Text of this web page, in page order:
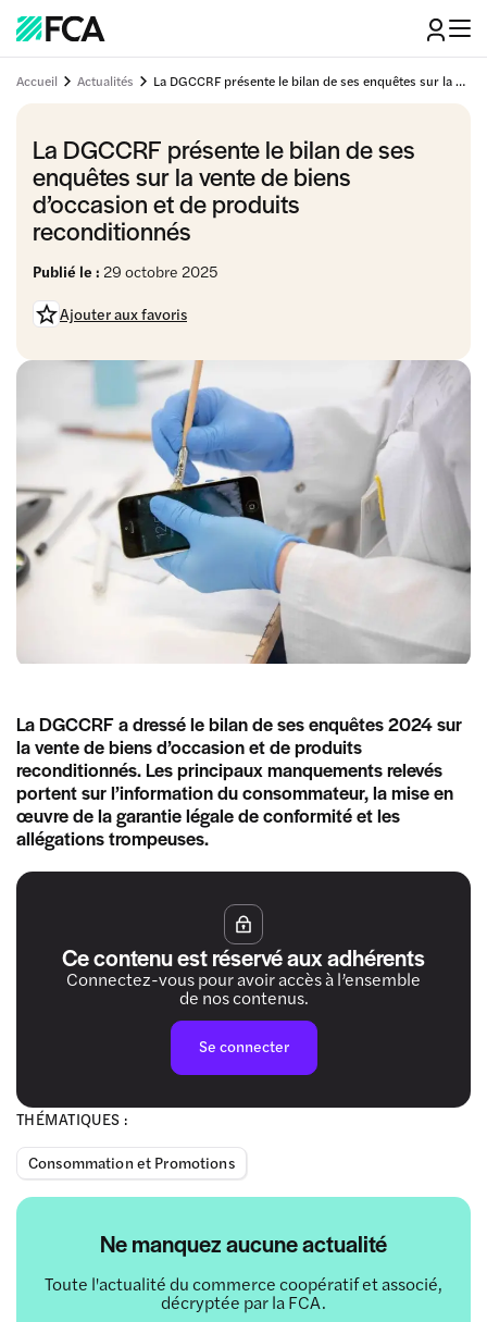
Accueil Actualités La DGCCRF présente le bilan de ses enquêtes sur la vente de biens d’occasion et de produits reconditionnés
La DGCCRF présente le bilan de ses
enquêtes sur la vente de biens
d’occasion et de produits
reconditionnés
Publié le : 29 octobre 2025
Ajouter aux favoris
THÉMATIQUES :
Consommation et Promotions
Ne manquez aucune actualité
Toute l'actualité du commerce coopératif et associé,
décryptée par la FCA.
La DGCCRF a dressé le bilan de ses enquêtes 2024 sur
la vente de biens d’occasion et de produits
reconditionnés. Les principaux manquements relevés
portent sur l’information du consommateur, la mise en
œuvre de la garantie légale de conformité et les
allégations trompeuses.
Ce contenu est réservé aux adhérents
Connectez-vous pour avoir accès à l’ensemble
de nos contenus.
Se connecter